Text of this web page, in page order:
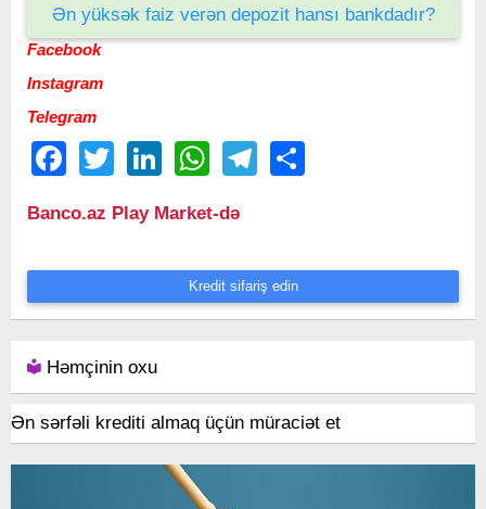
Ən yüksək faiz verən depozit hansı bankdadır?
Facebook
Instagram
Telegram
FacebookTwitter LinkedIn WhatsAppTelegram
Banco.az Play Market-də
Kredit sifariş edin
Həmçinin oxu
Ən sərfəli krediti almaq üçün müraciət et